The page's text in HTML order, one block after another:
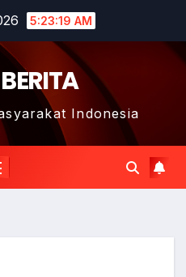
5:23:20 AM
Indonesia